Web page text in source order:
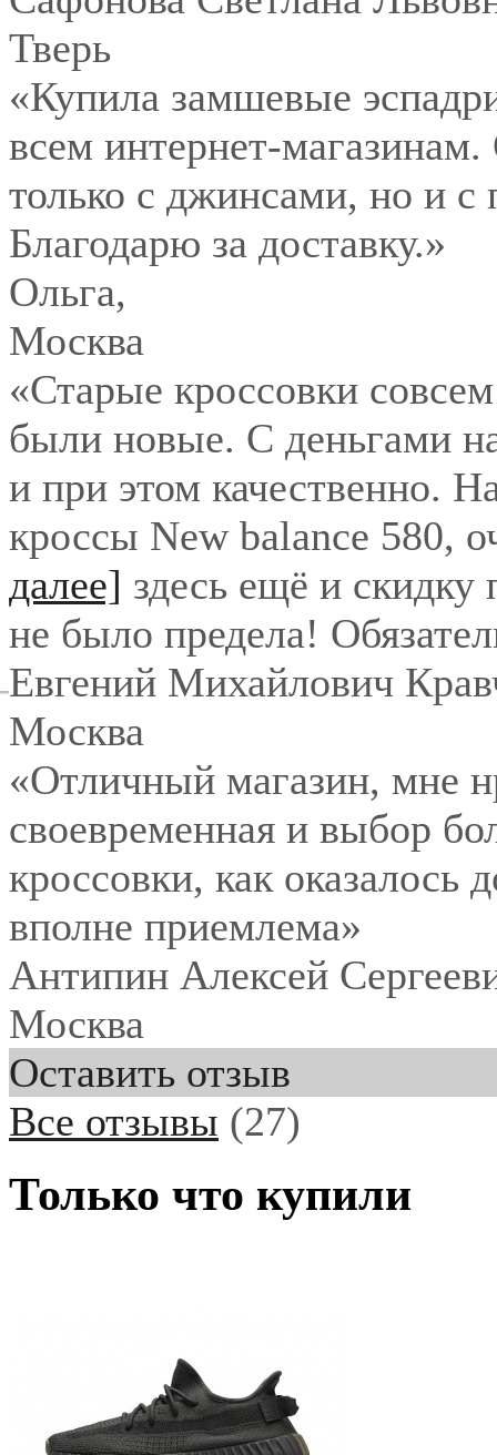
Тверь
«Купила замшевые
всем интернет-
только с джинсами, но и с
Благодарю за доставку.»
Ольга,
Москва
«Старые кроссовки
были новые. С деньгами
и при этом качественно.
кроссы New balance 580,
далее] здесь ещё и
не было предела!
Евгений Михайлович
Москва
«Отличный магазин, мне
своевременная и выбор
кроссовки, как оказалось
вполне приемлема»
Антипин Алексей
Москва
Оставить отзыв
Все отзывы (27)
Только что купили